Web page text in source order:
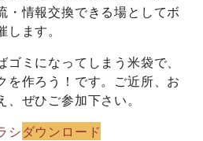
・情報交換できる場としてボ
ます。
ミになってしまう米袋で、
を作ろう！です。ご近所、お
ぜひご参加下さい。
シダウンロード